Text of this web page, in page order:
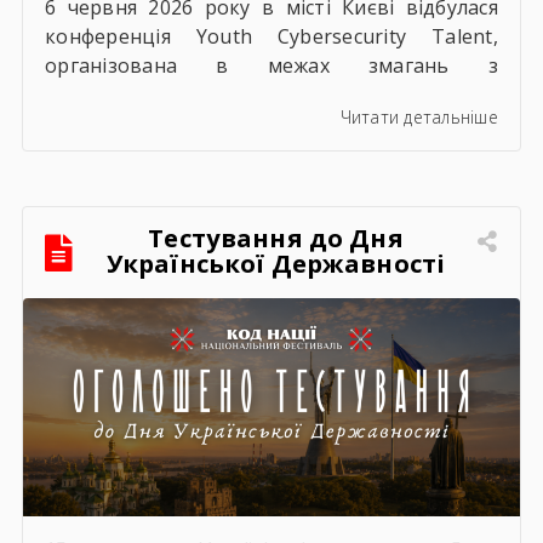
6 червня 2026 року в місті Києві відбулася
конференція Youth Cybersecurity Talent,
організована в межах змагань з
Міністерства освіти і науки України та інших
сучасної кіберосвіти, формування цифрової
стійкості молоді, професійної орієнтації у
сфері кібербезпеки, а […]
Читати детальніше
Тестування до Дня
Української Державності